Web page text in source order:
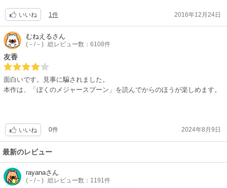
いいね 1件 2016年12月24日
むねえるさん
(－/－) 総レビュー数：6108件
友香
面白いです。見事に騙されました。
本作は、「ぼくのメジャースプーン」を読んでからのほうが楽しめます。
いいね 0件 2024年8月9日
最新のレビュー
rayanaさん
(－/－) 総レビュー数：1191件